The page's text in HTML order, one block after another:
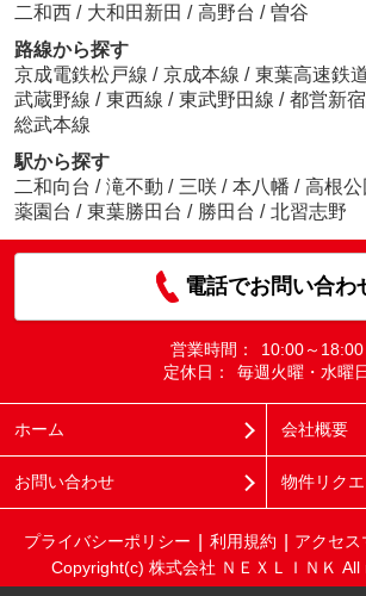
二和西 / 大和田新田 / 高野台 / 曽谷
路線から探す
京成電鉄松戸線 / 京成本線 / 東葉高速鉄
武蔵野線 / 東西線 / 東武野田線 / 都営新
総武本線
駅から探す
二和向台 / 滝不動 / 三咲 / 本八幡 / 高根公
薬園台 / 東葉勝田台 / 勝田台 / 北習志野
電話でお問い合わ
営業時間：
10:00～18:00
定休日：
毎週火曜・水曜
ホーム 会社概要
お問い合わせ 物件リクエ
プライバシーポリシー 利用規約 アクセス
Copyright(c) 株式会社 ＮＥＸＬＩＮＫ All